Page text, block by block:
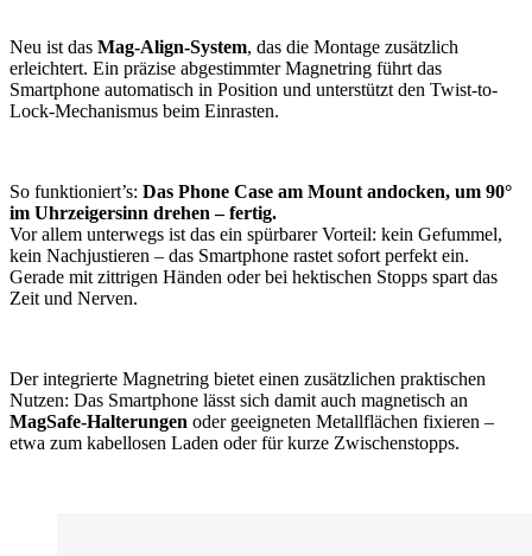
Neu ist das Mag-Align-System, das die Montage zusätzlich
erleichtert. Ein präzise abgestimmter Magnetring führt das
Smartphone automatisch in Position und unterstützt den Twist-to-
Lock-Mechanismus beim Einrasten.
So funktioniert’s: Das Phone Case am Mount andocken, um 90°
im Uhrzeigersinn drehen – fertig.
Vor allem unterwegs ist das ein spürbarer Vorteil: kein Gefummel,
kein Nachjustieren – das Smartphone rastet sofort perfekt ein.
Gerade mit zittrigen Händen oder bei hektischen Stopps spart das
Zeit und Nerven.
Der integrierte Magnetring bietet einen zusätzlichen praktischen
Nutzen: Das Smartphone lässt sich damit auch magnetisch an
MagSafe-Halterungen oder geeigneten Metallflächen fixieren –
etwa zum kabellosen Laden oder für kurze Zwischenstopps.